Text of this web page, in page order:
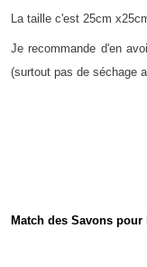
La taille c'est 25cm
Je recommande d'en
(surtout pas de séchage
Match des Savons pour